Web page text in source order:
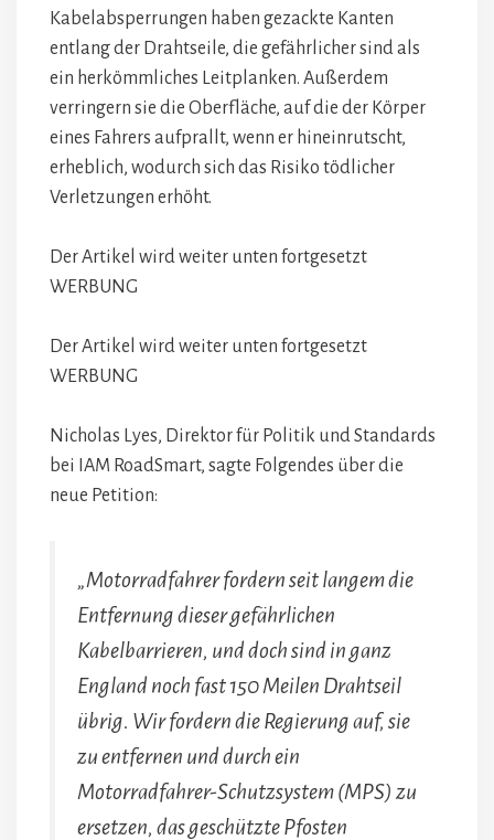
Kabelabsperrungen haben gezackte Kanten
entlang der Drahtseile, die gefährlicher sind als
ein herkömmliches Leitplanken. Außerdem
verringern sie die Oberfläche, auf die der Körper
eines Fahrers aufprallt, wenn er hineinrutscht,
erheblich, wodurch sich das Risiko tödlicher
Verletzungen erhöht.
Der Artikel wird weiter unten fortgesetzt
WERBUNG
Der Artikel wird weiter unten fortgesetzt
WERBUNG
Nicholas Lyes, Direktor für Politik und Standards
bei IAM RoadSmart, sagte Folgendes über die
neue Petition:
„Motorradfahrer fordern seit langem die
Entfernung dieser gefährlichen
Kabelbarrieren, und doch sind in ganz
England noch fast 150 Meilen Drahtseil
übrig. Wir fordern die Regierung auf, sie
zu entfernen und durch ein
Motorradfahrer-Schutzsystem (MPS) zu
ersetzen, das geschützte Pfosten